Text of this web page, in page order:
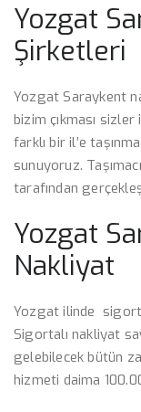
Yozgat
Şirketleri
Yozgat Saraykent
bizim çıkması
farklı bir il’e
sunuyoruz.
tarafından
Yozgat
Nakliyat
Yozgat ilinde
Sigortalı nakliyat
gelebilecek bütün
hizmeti daima